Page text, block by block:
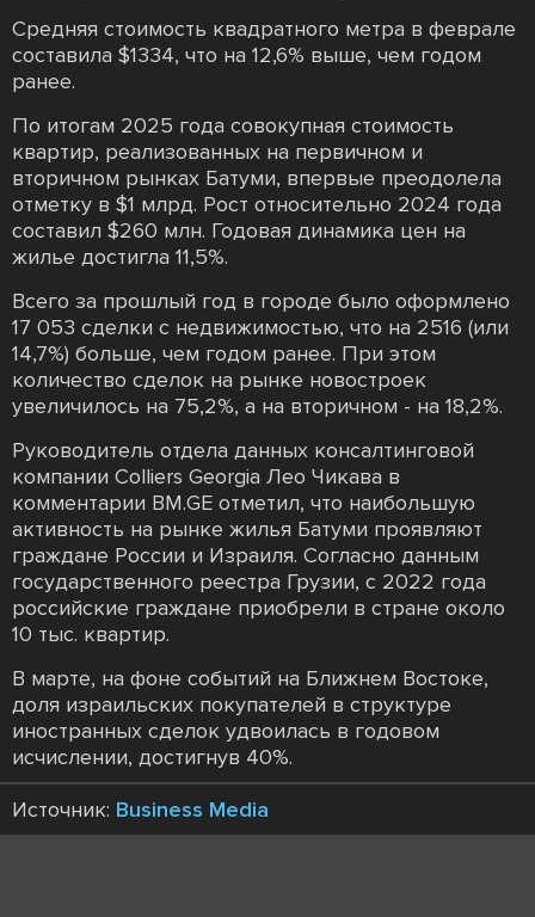
Средняя стоимость квадратного метра в феврале
составила $1334, что на 12,6% выше, чем годом
ранее.
По итогам 2025 года совокупная стоимость
квартир, реализованных на первичном и
вторичном рынках Батуми, впервые преодолела
отметку в $1 млрд. Рост относительно 2024 года
составил $260 млн. Годовая динамика цен на
жилье достигла 11,5%.
Всего за прошлый год в городе было оформлено
17 053 сделки с недвижимостью, что на 2516 (или
14,7%) больше, чем годом ранее. При этом
количество сделок на рынке новостроек
увеличилось на 75,2%, а на вторичном - на 18,2%.
Руководитель отдела данных консалтинговой
компании Colliers Georgia Лео Чикава в
комментарии BM.GE отметил, что наибольшую
активность на рынке жилья Батуми проявляют
граждане России и Израиля. Согласно данным
государственного реестра Грузии, с 2022 года
российские граждане приобрели в стране около
10 тыс. квартир.
В марте, на фоне событий на Ближнем Востоке,
доля израильских покупателей в структуре
иностранных сделок удвоилась в годовом
исчислении, достигнув 40%.
Источник: Business Media